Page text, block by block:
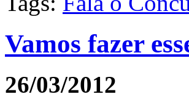
Vamos fazer
26/03/2012